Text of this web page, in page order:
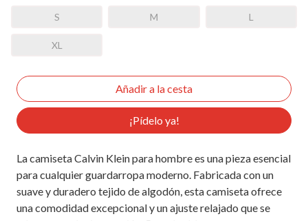
S M L
XL
¡Pídelo ya!
La camiseta Calvin Klein para hombre es una pieza esencial
para cualquier guardarropa moderno. Fabricada con un
suave y duradero tejido de algodón, esta camiseta ofrece
una comodidad excepcional y un ajuste relajado que se